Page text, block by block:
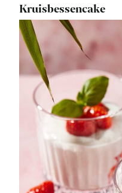
Kruisbessencake